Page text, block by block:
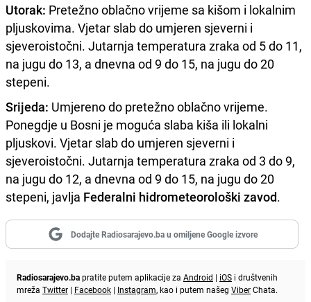
Utorak: Pretežno oblačno vrijeme sa kišom i lokalnim
pljuskovima. Vjetar slab do umjeren sjeverni i
sjeveroistočni. Jutarnja temperatura zraka od 5 do 11,
na jugu do 13, a dnevna od 9 do 15, na jugu do 20
stepeni.
Srijeda: Umjereno do pretežno oblačno vrijeme.
Ponegdje u Bosni je moguća slaba kiša ili lokalni
pljuskovi. Vjetar slab do umjeren sjeverni i
sjeveroistočni. Jutarnja temperatura zraka od 3 do 9,
na jugu do 12, a dnevna od 9 do 15, na jugu do 20
stepeni, javlja Federalni hidrometeorološki zavod.
Dodajte Radiosarajevo.ba u omiljene Google izvore
Radiosarajevo.bapratite putem aplikacije za Android | iOS i društvenih
mreža Twitter | Facebook | Instagram, kao i putem našeg ViberChata.